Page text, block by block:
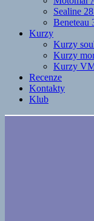
Sealine
Beneteau
Kurzy
Kurzy
Kurzy
Kurzy
Recenze
Kontakty
Klub